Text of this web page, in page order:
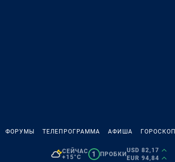
ФОРУМЫ ТЕЛЕПРОГРАММА АФИША ГОРОСКОП
СЕЙЧАС
+15°C
1 ПРОБКИ
USD 82,17
EUR 94,84